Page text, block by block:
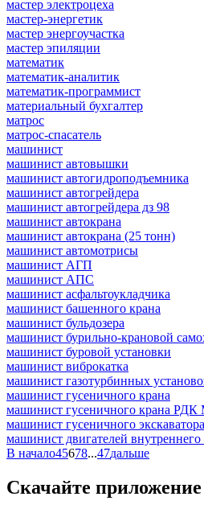
мастер электроцеха
мастер-энергетик
мастер энергоучастка
мастер эпиляции
математик
математик-аналитик
математик-программист
материальный бухгалтер
матрос
матрос-спасатель
машинист
машинист автовышки
машинист автогидроподъемника
машинист автогрейдера
машинист автогрейдера дз 98
машинист автокрана
машинист автокрана (25 тонн)
машинист автомотрисы
машинист АГП
машинист АПС
машинист асфальтоукладчика
машинист башенного крана
машинист бульдозера
машинист бурильно-крановой
машинист буровой установки
машинист виброкатка
машинист газотурбинных
машинист гусеничного крана
машинист гусеничного крана
машинист гусеничного экскаватора
машинист двигателей внутреннего
В начало45678...47дальше
Скачайте приложение